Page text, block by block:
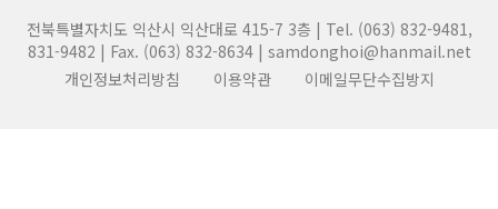
전북특별자치도 익산시 익산대로 415-7 3층 | Tel. (063) 832-9481,
831-9482 | Fax. (063) 832-8634 | samdonghoi@hanmail.net
개인정보처리방침
이용약관 이메일무단수집방지